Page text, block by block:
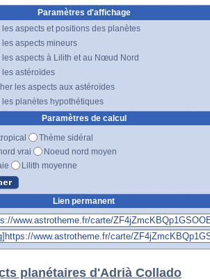
Paramètres d'affichage
les aspects et positions des planètes
les aspects mineurs
les aspects à Lilith et au Nœud Nord
les astéroïdes
les aspects aux astéroïdes
les planètes hypothétiques
Paramètres de calcul
Thème sidéral
vrai
Noeud nord moyen
Lilith moyenne
Lien permanent
planétaires d'Adrià Collado